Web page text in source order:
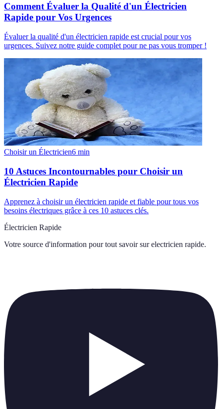
Comment Évaluer la Qualité d'un Électricien
Rapide pour Vos Urgences
Évaluer la qualité d'un électricien rapide est crucial pour vos
urgences. Suivez notre guide complet pour ne pas vous tromper !
Choisir un Électricien6 min
10 Astuces Incontournables pour Choisir un
Électricien Rapide
Apprenez à choisir un électricien rapide et fiable pour tous vos
besoins électriques grâce à ces 10 astuces clés.
Électricien Rapide
Votre source d'information pour tout savoir sur electricien rapide.